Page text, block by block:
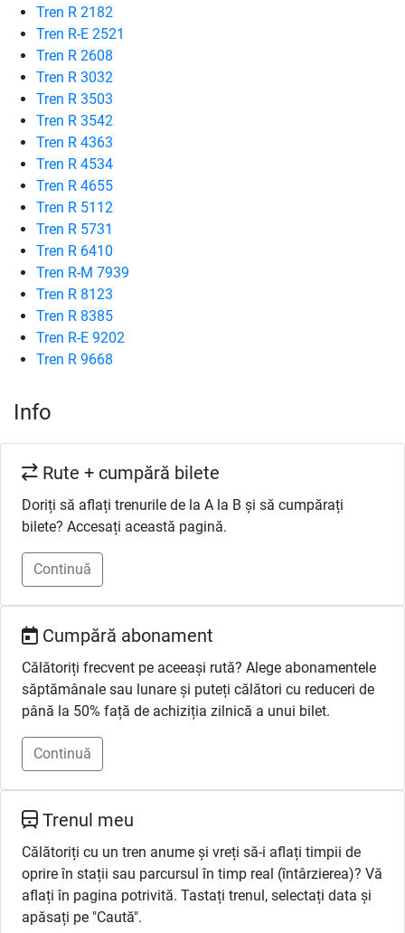
Tren R 2182
Tren R-E 2521
Tren R 2608
Tren R 3032
Tren R 3503
Tren R 3542
Tren R 4363
Tren R 4534
Tren R 4655
Tren R 5112
Tren R 5731
Tren R 6410
Tren R-M 7939
Tren R 8123
Tren R 8385
Tren R-E 9202
Tren R 9668
Info
Rute + cumpără bilete
Doriți să aflați trenurile de la A la B și să cumpărați
bilete? Accesați această pagină.
Continuă
Cumpără abonament
Călătoriți frecvent pe aceeași rută? Alege abonamentele
săptămânale sau lunare și puteți călători cu reduceri de
până la 50% față de achiziția zilnică a unui bilet.
Continuă
Trenul meu
Călătoriți cu un tren anume și vreți să-i aflați timpii de
oprire în stații sau parcursul în timp real (întârzierea)? Vă
aflați în pagina potrivită. Tastați trenul, selectați data și
apăsați pe "Caută".